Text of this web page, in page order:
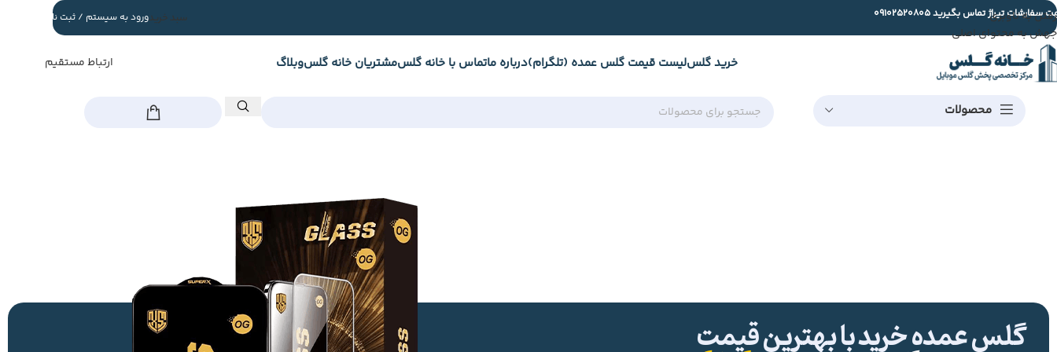
رفتن به ناوبری
جهش به محتوای اصلی
09102520805سفارشات تیراژ تماس بگیرید سبد خریدورود به سیستم / ثبت نام
خرید گلسلیست قیمت گلس عمده (تلگرام)درباره ماتماس با خانه گلسمشتریان خانه گلسوبلاگ ارتباط مستقیم
محصولات
گلس عمده خرید با بهترین قیمت